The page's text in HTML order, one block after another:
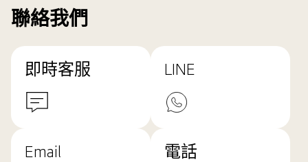
聯絡我們
即時客服 LINE
Email 電話